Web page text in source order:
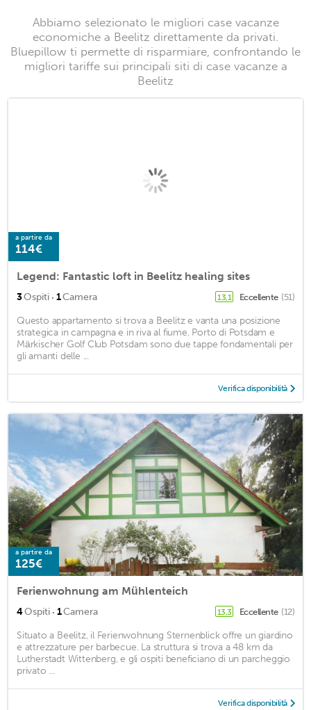
Abbiamo selezionato le migliori case vacanze
economiche a Beelitz direttamente da privati.
Bluepillow ti permette di risparmiare, confrontando le
migliori tariffe sui principali siti di case vacanze a
Beelitz
a partire da
114€
Legend: Fantastic loft in Beelitz healing sites
3Ospiti · 1Camera 13,1 Eccellente (51)
Questo appartamento si trova a Beelitz e vanta una posizione
strategica in campagna e in riva al fiume. Porto di Potsdam e
Märkischer Golf Club Potsdam sono due tappe fondamentali per
gli amanti delle ...
Verifica disponibilità
a partire da
125€
Ferienwohnung am Mühlenteich
4Ospiti · 1Camera 13,3 Eccellente (12)
Situato a Beelitz, il Ferienwohnung Sternenblick offre un giardino
e attrezzature per barbecue. La struttura si trova a 48 km da
Lutherstadt Wittenberg, e gli ospiti beneficiano di un parcheggio
privato ...
Verifica disponibilità